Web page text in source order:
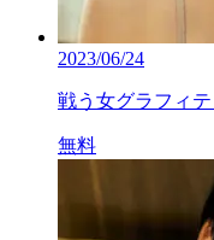
2023/06/24
戦う女グラフィ
無料